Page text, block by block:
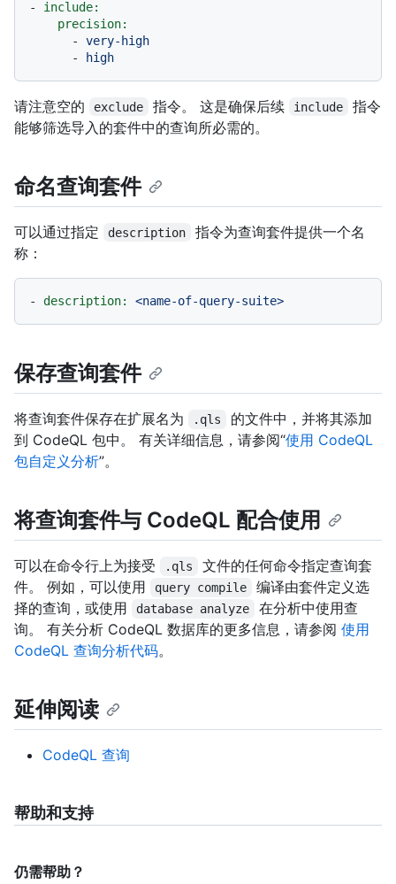
-
include:
precision:
-
very-high
-
high
请注意空的 exclude 指令。 这是确保后续 include
指令
能够筛选导入的套件中的查询所必需的。
命名查询套件
可以通过指定 description
指令为查询套件提供一个名
称：
- description: <name-of-query-suite>
保存查询套件
将查询套件保存在扩展名为 .qls
的文件中，并将其添加
到 CodeQL 包中。 有关详细信息，请参阅“使用 CodeQL
包自定义分析”。
将查询套件与 CodeQL 配合使用
可以在命令行上为接受 .qls
文件的任何命令指定查询套
件。 例如，可以使用
query compile
编译由套件定义选
择的查询，或使用
database analyze
在分析中使用查
询。 有关分析 CodeQL 数据库的更多信息，请参阅 使用
CodeQL 查询分析代码。
延伸阅读
CodeQL 查询
帮助和支持
仍需帮助？